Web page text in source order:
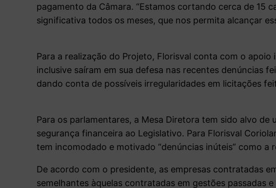
pagamento da Câmara. “Estamos cortando cerca de 15
significativa todos os meses, que nos permita alcançar
Para a realização do Projeto, Florisval conta com o apoio
inclusive saíram em sua defesa nas recentes denúncias
dando conta de possíveis irregularidades em licitações
Para os parlamentares, a Mesa Diretora tem sido alvo
segurança financeira ao Legislativo. Para Florisval
tem incomodado e motivado “denúncias inúteis” como
De acordo com o presidente, as empresas contratadas
semelhantes àquelas contratadas em gestões passadas